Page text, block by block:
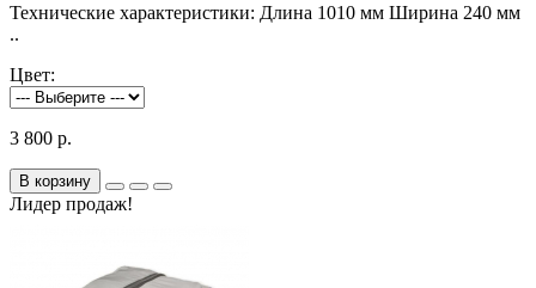
Технические характеристики: Длина 1010 мм Ширина 240 мм
..
Цвет:
3 800 р.
В корзину
Лидер продаж!